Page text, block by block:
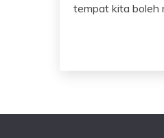
tempat kita boleh